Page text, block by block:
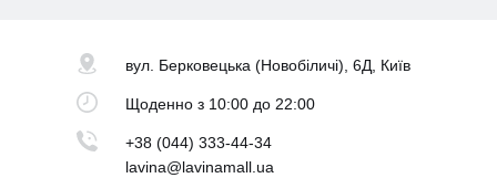
вул. Берковецька(Новобіличі), 6Д, Київ
Щоденноз 10:00 до 22:00
+38 (044) 333-44-34
lavina@lavinamall.ua